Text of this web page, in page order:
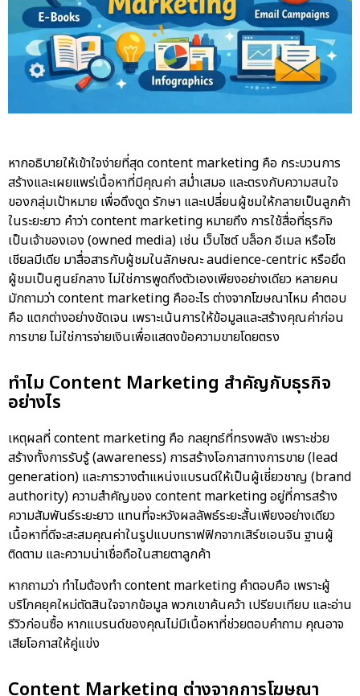
หากอธิบายให้เข้าใจง่ายที่สุด content marketing คือ กระบวนการ
สร้างและเผยแพร่เนื้อหาที่มีคุณค่า สม่ำเสมอ และตรงกับความสนใจ
ของกลุ่มเป้าหมาย เพื่อดึงดูด รักษา และเปลี่ยนผู้ชมให้กลายเป็นลูกค้า
ในระยะยาว คำว่า content marketing หมายถึง การใช้สื่อที่ธุรกิจ
เป็นเจ้าของเอง (owned media) เช่น เว็บไซต์ บล็อก อีเมล หรือโซ
เชียลมีเดีย มาสื่อสารกับผู้ชมในลักษณะ audience-centric หรือยึด
ผู้ชมเป็นศูนย์กลาง ไม่ใช่การพูดถึงตัวเองเพียงอย่างเดียว หลายคน
มักถามว่าcontent marketing คืออะไร ต่างจากโฆษณาไหม คำตอบ
คือ แตกต่างอย่างชัดเจน เพราะเน้นการให้ข้อมูลและสร้างคุณค่าก่อน
การขาย ไม่ใช่การจ่ายเงินเพื่อแสดงข้อความขายโดยตรง
ทำไม Content Marketing สำคัญกับธุรกิจ
อย่างไร
เหตุผลที่ content marketing คือ กลยุทธ์ที่ทรงพลัง เพราะช่วย
สร้างทั้งการรับรู้ (awareness) การสร้างโอกาสทางการขาย (lead
generation) และการวางตำแหน่งแบรนด์ให้เป็นผู้เชี่ยวชาญ (brand
authority) ความสำคัญของ content marketing อยู่ที่การสร้าง
ความสัมพันธ์ระยะยาว แทนที่จะหวังผลลัพธ์ระยะสั้นเพียงอย่างเดียว
เนื้อหาที่ดีจะสะสมคุณค่าในรูปแบบทราฟฟิกจากเสิร์ชเอนจิน ฐานผู้
ติดตาม และความน่าเชื่อถือในสายตาลูกค้า
หากถามว่า ทำไมต้องทำ content marketing คำตอบคือ เพราะผู้
บริโภคยุคใหม่ตัดสินใจจากข้อมูล พวกเขาค้นคว้า เปรียบเทียบ และอ่าน
รีวิวก่อนซื้อ หากแบรนด์ของคุณไม่มีเนื้อหาที่ช่วยตอบคำถาม คุณอาจ
เสียโอกาสให้คู่แข่ง
Content Marketing ต่างจากการโฆษณา